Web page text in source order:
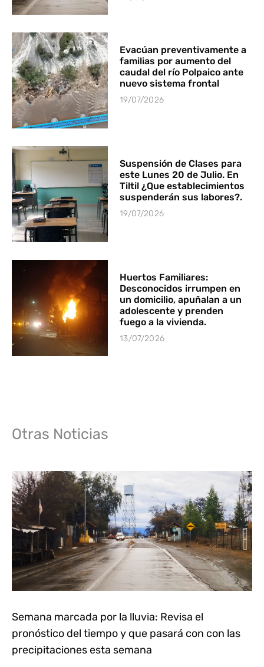
Evacúan preventivamente a
familias por aumento del
caudal del río Polpaico ante
nuevo sistema frontal
19/07/2026
Suspensión de Clases para
este Lunes 20 de Julio. En
Tiltil ¿Que establecimientos
suspenderán sus labores?.
19/07/2026
Huertos Familiares:
Desconocidos irrumpen en
un domicilio, apuñalan a un
adolescente y prenden
fuego a la vivienda.
13/07/2026
Otras Noticias
Semana marcada por la lluvia: Revisa el
pronóstico del tiempo y que pasará con con las
precipitaciones esta semana